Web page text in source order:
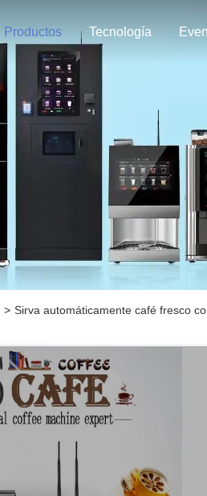
Productos Tecnología
> Sirva automáticamente café fresco